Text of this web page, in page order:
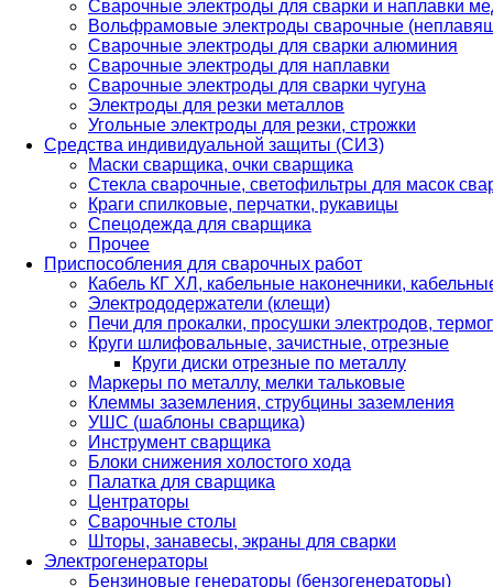
Сварочные электроды для сварки и наплавки
Вольфрамовые электроды сварочные
Сварочные электроды для сварки алюминия
Сварочные электроды для наплавки
Сварочные электроды для сварки чугуна
Электроды для резки металлов
Угольные электроды для резки, строжки
Средства индивидуальной защиты (СИЗ)
Маски сварщика, очки сварщика
Стекла сварочные, светофильтры для масок
Краги спилковые, перчатки, рукавицы
Спецодежда для сварщика
Прочее
Приспособления для сварочных работ
Кабель КГ ХЛ, кабельные наконечники,
Электрододержатели (клещи)
Печи для прокалки, просушки электродов,
Круги шлифовальные, зачистные, отрезные
Круги диски отрезные по металлу
Маркеры по металлу, мелки тальковые
Клеммы заземления, струбцины заземления
УШС (шаблоны сварщика)
Инструмент сварщика
Блоки снижения холостого хода
Палатка для сварщика
Центраторы
Сварочные столы
Шторы, занавесы, экраны для сварки
Электрогенераторы
Бензиновые генераторы (бензогенераторы)